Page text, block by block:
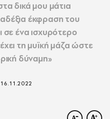
δικά µου µάτια
έκφραση του
σε ένα ισχυρότερο
τη μυϊκή µάζα ώστε
δύναµη»
16.11.2022